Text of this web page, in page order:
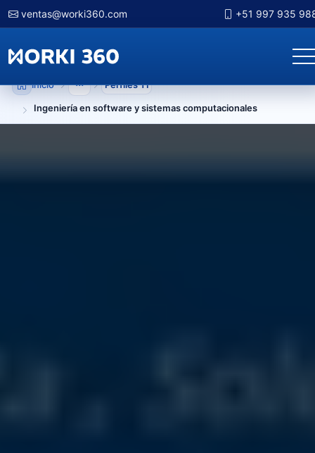
ventas@worki360.com +51 997 935
Inicio Mostrar niveles anteriores
Perfiles TI
Ingeniería en software y sistemas computacionales